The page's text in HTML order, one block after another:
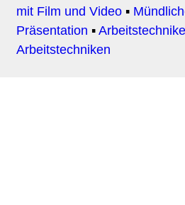
mit Film und Video ▪
Präsentation ▪
Arbeitstechniken